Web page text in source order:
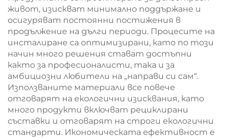
живот, изискват минимално поддържане и
осигуряват постоянни постижения в
продължение на дълги периоди. Процесите на
инсталиране са оптимизирани, като по този
начин много решения стават достъпни
както за професионалисти, така и за
амбициозни любители на „направи си сам“.
Използваните материали все повече
отговарят на екологични изисквания, като
много продукти включват рециклирани
съставки и отговарят на строги екологични
стандарти. Икономическата ефективност е